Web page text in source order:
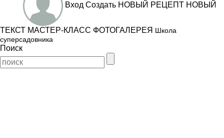
Вход Создать НОВЫЙ РЕЦЕПТ НОВЫЙ
ТЕКСТ МАСТЕР-КЛАСС ФОТОГАЛЕРЕЯ Школа
суперсадовника
Поиск